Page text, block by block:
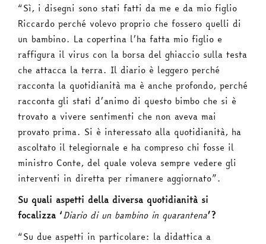
“Sì, i disegni sono stati fatti da me e da mio figlio
Riccardo perché volevo proprio che fossero quelli di
un bambino. La copertina l’ha fatta mio figlio e
raffigura il virus con la borsa del ghiaccio sulla testa
che attacca la terra. Il diario è leggero perché
racconta la quotidianità ma è anche profondo, perché
racconta gli stati d’animo di questo bimbo che si è
trovato a vivere sentimenti che non aveva mai
provato prima. Si è interessato alla quotidianità, ha
ascoltato il telegiornale e ha compreso chi fosse il
ministro Conte, del quale voleva sempre vedere gli
interventi in diretta per rimanere aggiornato”.
Su quali aspetti della diversa quotidianità si
focalizza ‘Diario di un bambino in quarantena’?
“Su due aspetti in particolare: la didattica a